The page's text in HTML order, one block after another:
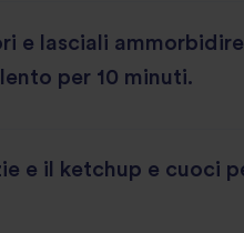
e lasciali ammorbidire
per 10 minuti.
e il ketchup e cuoci